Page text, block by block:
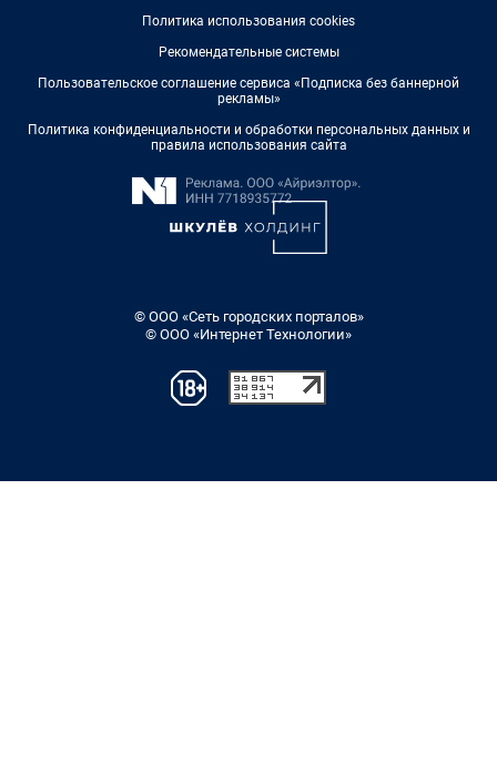
Политика использования cookies
Рекомендательные системы
Пользовательское соглашение сервиса «Подписка без баннерной
рекламы»
Политика конфиденциальности и обработки персональных данных и
правила использования сайта
© ООО «Сеть городских порталов»
© ООО «Интернет Технологии»